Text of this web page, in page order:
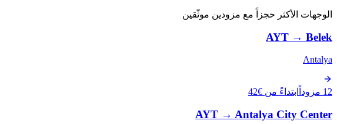
الوجهات الأكثر حجزاً مع مزودين موثّقين
AYT → Belek
Antalya
12 مزوداً ابتداءً من €42
AYT → Antalya City Center